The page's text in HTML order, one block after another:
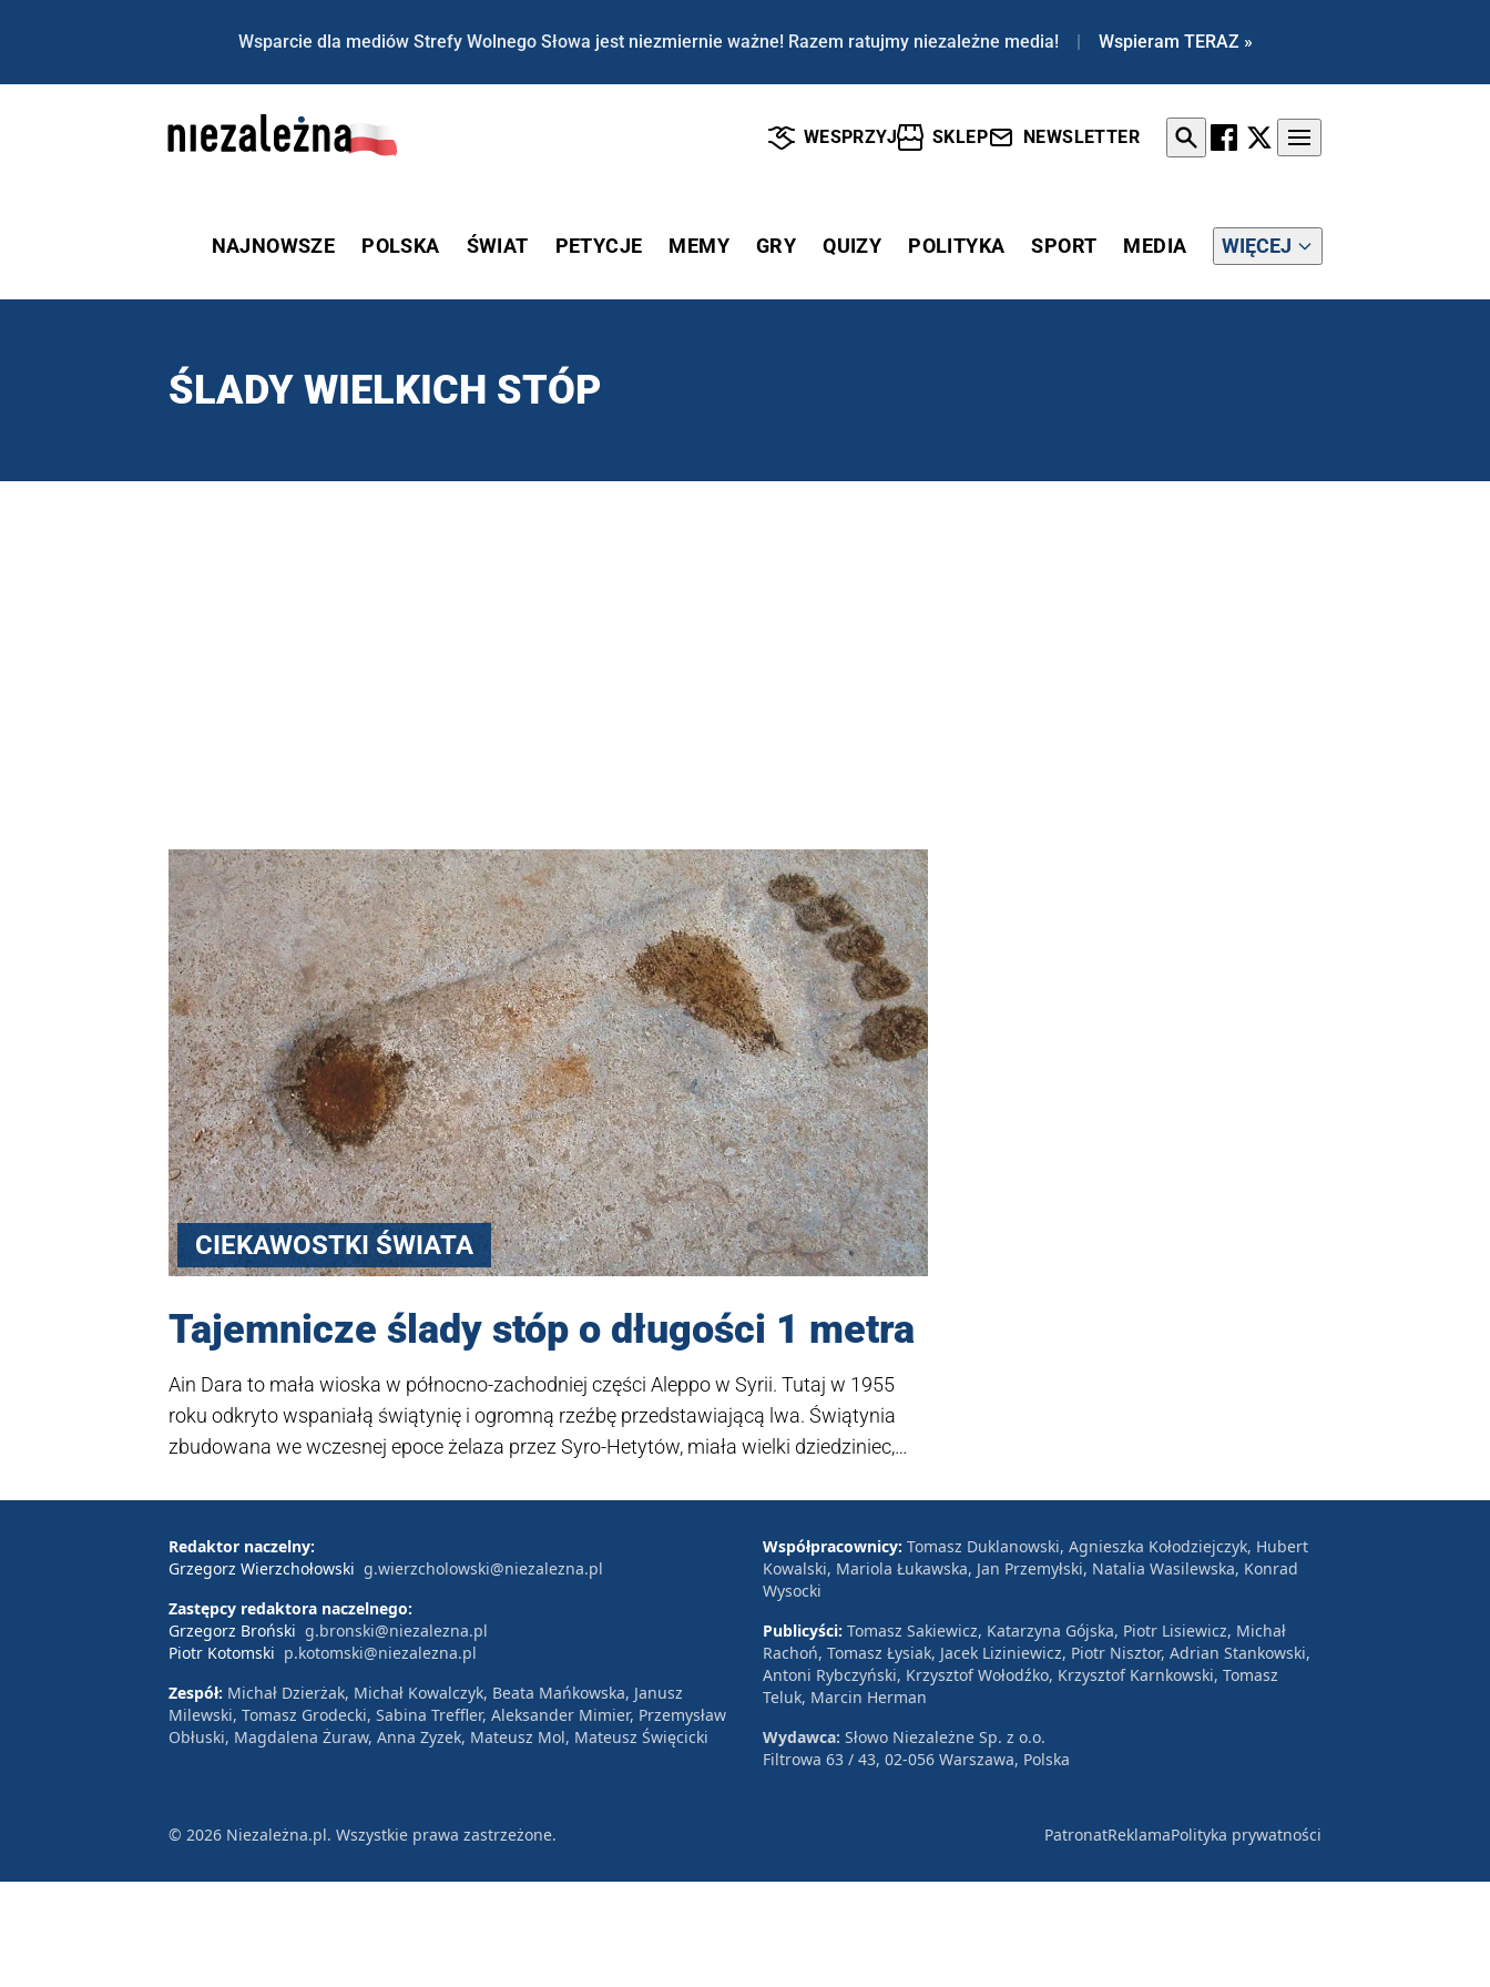
Wsparcie dla mediów Strefy Wolnego Słowa jest niezmiernie ważne! Razem ratujmy niezależne media! | Wspieram TERAZ »
WESPRZYJ SKLEP NEWSLETTER
NAJNOWSZE POLSKA ŚWIAT PETYCJE MEMY GRY QUIZY POLITYKA SPORT MEDIA WIĘCEJ
ŚLADY WIELKICH STÓP
CIEKAWOSTKI ŚWIATA
Tajemnicze ślady stóp o długości 1 metra
Ain Dara to mała wioska w północno-zachodniej części Aleppo w Syrii. Tutaj w 1955
roku odkryto wspaniałą świątynię i ogromną rzeźbę przedstawiającą lwa. Świątynia
zbudowana we wczesnej epoce żelaza przez Syro-Hetytów, miała wielki dziedziniec,
przypominała biblijne opisy Świątyni Salomona w Jerozolimie. Prace archeologiczne
przerwała tragedia – w 2018 roku stanowisko zostało zbombardowane przez tureckie
lotnictwo.
Redaktor naczelny:
Grzegorz Wierzchołowski g.wierzcholowski@niezalezna.pl
Zastępcy redaktora naczelnego:
Grzegorz Broński g.bronski@niezalezna.pl
Piotr Kotomski p.kotomski@niezalezna.pl
Zespół: Michał Dzierżak, Michał Kowalczyk, Beata Mańkowska, Janusz
Milewski, Tomasz Grodecki, Sabina Treffler, Aleksander Mimier, Przemysław
Obłuski, Magdalena Żuraw, Anna Zyzek, Mateusz Mol, Mateusz Święcicki
Współpracownicy: Tomasz Duklanowski, Agnieszka Kołodziejczyk, Hubert
Kowalski, Mariola Łukawska, Jan Przemyłski, Natalia Wasilewska, Konrad
Wysocki
Publicyści: Tomasz Sakiewicz, Katarzyna Gójska, Piotr Lisiewicz, Michał
Rachoń, Tomasz Łysiak, Jacek Liziniewicz, Piotr Nisztor, Adrian Stankowski,
Antoni Rybczyński, Krzysztof Wołodźko, Krzysztof Karnkowski, Tomasz
Teluk, Marcin Herman
Wydawca: Słowo Niezależne Sp. z o.o.
Filtrowa 63 / 43, 02-056 Warszawa, Polska
© 2026 Niezależna.pl. Wszystkie prawa zastrzeżone. PatronatReklamaPolityka prywatności